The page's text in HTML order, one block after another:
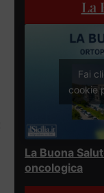
La
Fai
cookie
La Buona
oncologica